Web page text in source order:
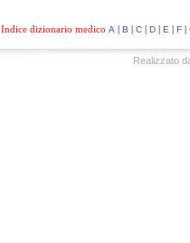
Indice dizionario medico A | B | C| D| E | F|
Realizzato